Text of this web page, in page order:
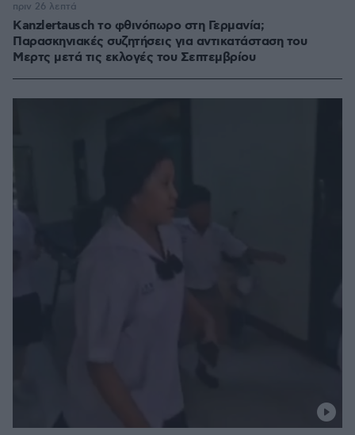
Kanzlertausch το φθινόπωρο στη Γερμανία;
Παρασκηνιακές συζητήσεις για αντικατάσταση του
Μερτς μετά τις εκλογές του Σεπτεμβρίου
πριν 26 λεπτά